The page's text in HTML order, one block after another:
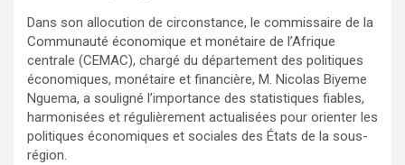
Dans son allocution de circonstance, le commissaire de la
Communauté économique et monétaire de l’Afrique
centrale (CEMAC), chargé du département des politiques
économiques, monétaire et financière, M. Nicolas Biyeme
Nguema, a souligné l’importance des statistiques fiables,
harmonisées et régulièrement actualisées pour orienter les
politiques économiques et sociales des États de la sous-
région.